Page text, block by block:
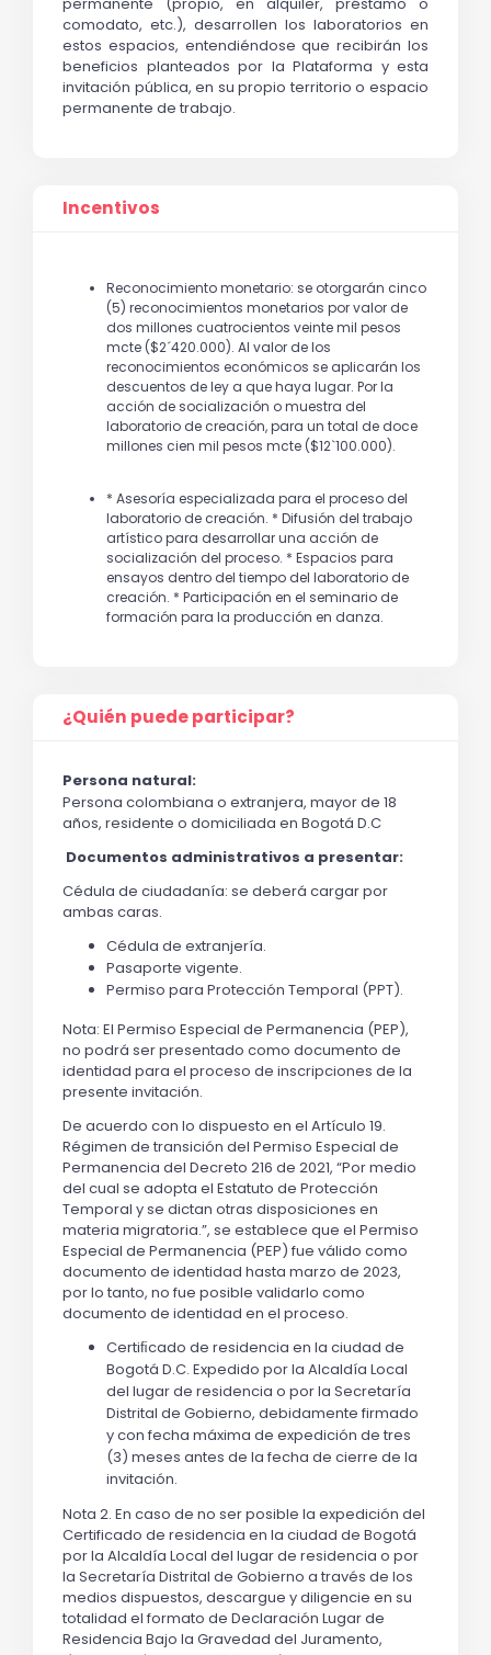
comodato, etc.), desarrollen los laboratorios en
estos espacios, entendiéndose que recibirán los
beneficios planteados por la Plataforma y esta
invitación pública, en su propio territorio o espacio
permanente de trabajo.
Incentivos
Reconocimiento monetario: se otorgarán cinco
(5) reconocimientos monetarios por valor de
dos millones cuatrocientos veinte mil pesos
mcte ($2´420.000). Al valor de los
reconocimientos económicos se aplicarán los
descuentos de ley a que haya lugar. Por la
acción de socialización o muestra del
laboratorio de creación, para un total de doce
millones cien mil pesos mcte ($12`100.000).
* Asesoría especializada para el proceso del
laboratorio de creación. * Difusión del trabajo
artístico para desarrollar una acción de
socialización del proceso. * Espacios para
ensayos dentro del tiempo del laboratorio de
creación. * Participación en el seminario de
formación para la producción en danza.
¿Quién puede participar?
Persona natural:
Persona colombiana o extranjera, mayor de 18
años, residente o domiciliada en Bogotá D.C
Documentos administrativos a presentar:
Cédula de ciudadanía: se deberá cargar por
ambas caras.
Cédula de extranjería.
Pasaporte vigente.
Permiso para Protección Temporal (PPT).
Nota: El Permiso Especial de Permanencia (PEP),
no podrá ser presentado como documento de
identidad para el proceso de inscripciones de la
presente invitación.
De acuerdo con lo dispuesto en el Artículo 19.
Régimen de transición del Permiso Especial de
Permanencia del Decreto 216 de 2021, “Por medio
del cual se adopta el Estatuto de Protección
Temporal y se dictan otras disposiciones en
materia migratoria.”, se establece que el Permiso
Especial de Permanencia (PEP) fue válido como
documento de identidad hasta marzo de 2023,
por lo tanto, no fue posible validarlo como
documento de identidad en el proceso.
Certiﬁcado de residencia en la ciudad de
Bogotá D.C. Expedido por la Alcaldía Local
del lugar de residencia o por la Secretaría
Distrital de Gobierno, debidamente firmado
y con fecha máxima de expedición de tres
(3) meses antes de la fecha de cierre de la
invitación.
Nota 2. En caso de no ser posible la expedición del
Certificado de residencia en la ciudad de Bogotá
por la Alcaldía Local del lugar de residencia o por
la Secretaría Distrital de Gobierno a través de los
medios dispuestos, descargue y diligencie en su
totalidad el formato de Declaración Lugar de
Residencia Bajo la Gravedad del Juramento,